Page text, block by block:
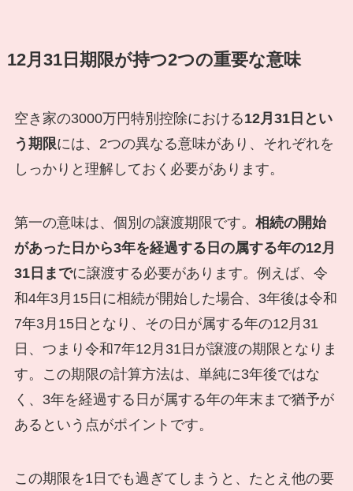
12月31日期限が持つ2つの重要な意味
空き家の3000万円特別控除における12月31日とい
う期限には、2つの異なる意味があり、それぞれを
しっかりと理解しておく必要があります。
第一の意味は、個別の譲渡期限です。 相続の開始
があった日から3年を経過する日の属する年の12月
31日までに譲渡する必要があります。例えば、令
和4年3月15日に相続が開始した場合、3年後は令和
7年3月15日となり、その日が属する年の12月31
日、つまり令和7年12月31日が譲渡の期限となりま
す。この期限の計算方法は、単純に3年後ではな
く、3年を経過する日が属する年の年末まで猶予が
あるという点がポイントです。
この期限を1日でも過ぎてしまうと、たとえ他の要